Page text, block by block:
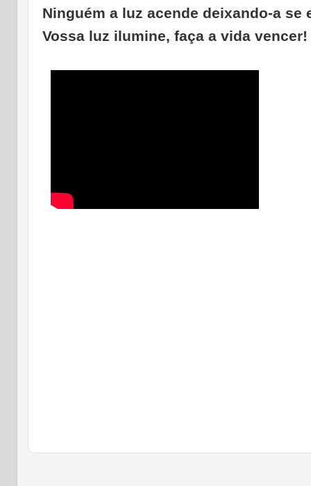
Ninguém a luz acende deixando-a se
Vossa luz ilumine, faça a vida vencer!